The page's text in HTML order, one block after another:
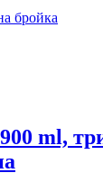
бройка
900 ml,